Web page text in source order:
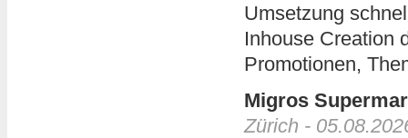
Umsetzung
Inhouse Creation
Promotionen,
Migros
Zürich -